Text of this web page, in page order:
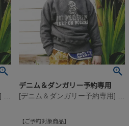
デニム＆ダンガリー予約専用
ご予約対象商品